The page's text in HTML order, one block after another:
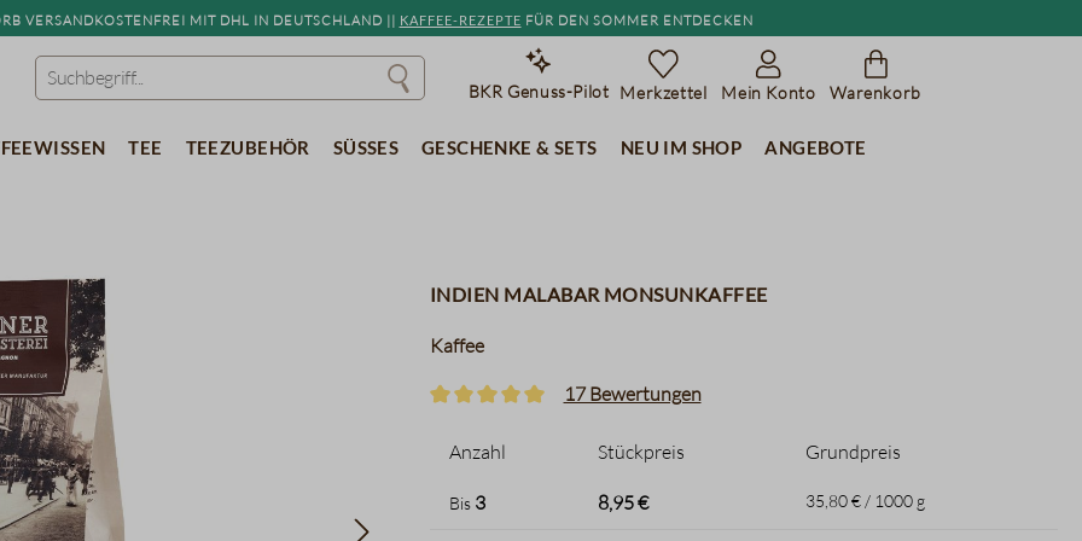
versandkostenfrei mit DHL in Deutschland || Kaffee-Rezepte für den Sommer entdecken
BKR Genuss-Pilot Merkzettel Mein Konto Warenkorb
Tee Teezubehör Süßes Geschenke & Sets Neu im Shop Angebote
Indien Malabar Monsunkaffee
Kaffee
17 Bewertungen
Anzahl Stückpreis Grundpreis
Bis 3 8,95 € 35,80 € / 1000 g